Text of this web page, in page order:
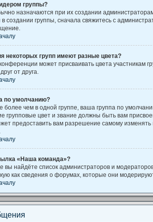
группы?
назначаются при их создании
создании группы, сначала свяжитесь с
некоторых групп имеют разные цвета?
может присваивать цвета участникам
от друга.
по умолчанию?
более чем в одной группе, ваша группа по
групповые цвет и звание должны быть вам
предоставить вам разрешение самому изменять
«Наша команда»?
вы найдёте список администраторов и
как сведения о форумах, которые они